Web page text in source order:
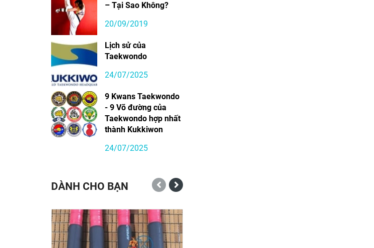
– Tại Sao Không?
20/09/2019
Lịch sử của
Taekwondo
24/07/2025
9 Kwans Taekwondo
- 9 Võ đường của
Taekwondo hợp nhất
thành Kukkiwon
24/07/2025
DÀNH CHO BẠN